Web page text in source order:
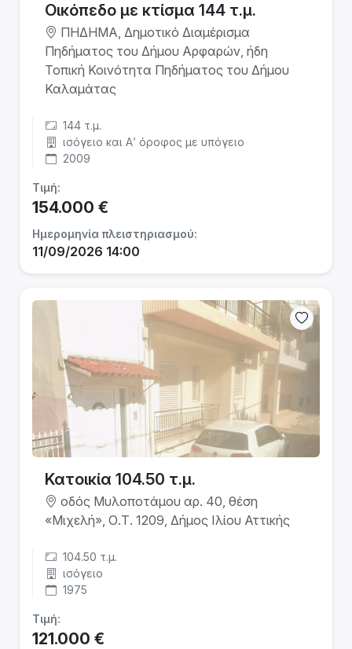
Οικόπεδο με κτίσμα 144 τ.μ.
ΠΗΔΗΜΑ, Δημοτικό Διαμέρισμα
Πηδήματος του Δήμου Αρφαρών, ήδη
Τοπική Κοινότητα Πηδήματος του Δήμου
Καλαμάτας
144 τ.μ.
ισόγειο και Α’ όροφος με υπόγειο
2009
Τιμή:
154.000 €
Ημερομηνία πλειστηριασμού:
11/09/2026 14:00
Κατοικία 104.50 τ.μ.
οδός Μυλοποτάμου αρ. 40, θέση
«Μιχελή», Ο.Τ. 1209, Δήμος Ιλίου Αττικής
104.50 τ.μ.
ισόγειο
1975
Τιμή:
121.000 €